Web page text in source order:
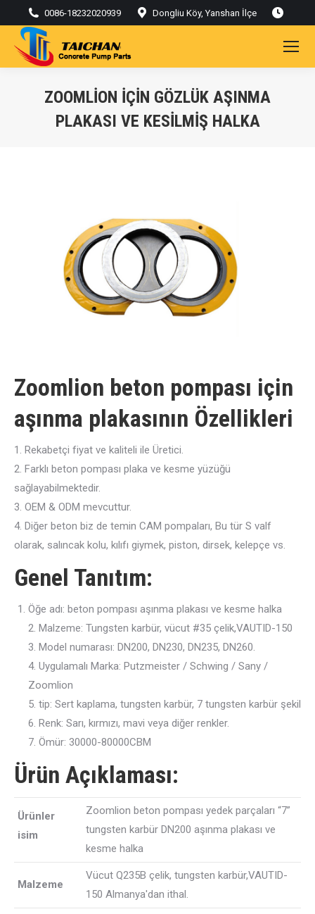
0086-18232020939 Dongliu Köy, Yanshan İlçe
ZOOMLION IÇIN GÖZLÜK AŞINMA
PLAKASI VE KESILMIŞ HALKA
Zoomlion beton pompası için
aşınma plakasının Özellikleri
1. Rekabetçi fiyat ve kaliteli ile Üretici.
2. Farklı beton pompası plaka ve kesme yüzüğü
sağlayabilmektedir.
3. OEM & ODM mevcuttur.
4. Diğer beton biz de temin CAM pompaları, Bu tür S valf
olarak, salıncak kolu, kılıfı giymek, piston, dirsek, kelepçe vs.
Genel Tanıtım:
Öğe adı: beton pompası aşınma plakası ve kesme halka
2. Malzeme: Tungsten karbür, vücut #35 çelik,VAUTID-150
3. Model numarası: DN200, DN230, DN235, DN260.
4. Uygulamalı Marka: Putzmeister / Schwing / Sany /
Zoomlion
5. tip: Sert kaplama, tungsten karbür, 7 tungsten karbür şekil
6. Renk: Sarı, kırmızı, mavi veya diğer renkler.
7. Ömür: 30000-80000CBM
Ürün Açıklaması:
Ürünler
isim
Zoomlion beton pompası yedek parçaları “7”
tungsten karbür DN200 aşınma plakası ve
kesme halka
Malzeme
Vücut Q235B çelik, tungsten karbür,VAUTID-
150 Almanya'dan ithal.